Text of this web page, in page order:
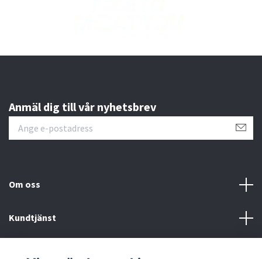
Anmäl dig till vår nyhetsbrev
Om oss
Kundtjänst